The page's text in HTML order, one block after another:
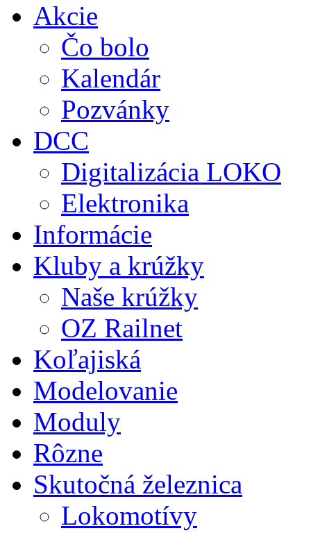
Akcie
Čo bolo
Kalendár
Pozvánky
DCC
Digitalizácia LOKO
Elektronika
Informácie
Kluby a krúžky
Naše krúžky
OZ Railnet
Koľajiská
Modelovanie
Moduly
Rôzne
Skutočná železnica
Lokomotívy